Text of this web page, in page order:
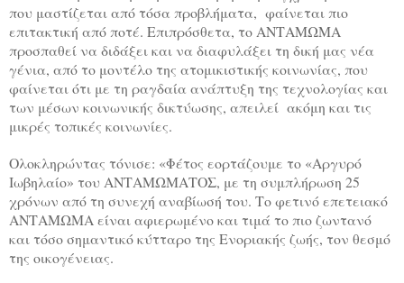
που μαστίζεται από τόσα προβλήματα, φαίνεται πιο
επιτακτική από ποτέ. Επιπρόσθετα, το ΑΝΤΑΜΩΜΑ
προσπαθεί να διδάξει και να διαφυλάξει τη δική μας νέα
γένια, από το μοντέλο της ατομικιστικής κοινωνίας, που
φαίνεται ότι με τη ραγδαία ανάπτυξη της τεχνολογίας και
των μέσων κοινωνικής δικτύωσης, απειλεί ακόμη και τις
μικρές τοπικές κοινωνίες.
Ολοκληρώντας τόνισε: «Φέτος εορτάζουμε το «Αργυρό
Ιωβηλαίο» του ΑΝΤΑΜΩΜΑΤΟΣ, με τη συμπλήρωση 25
χρόνων από τη συνεχή αναβίωσή του. Το φετινό επετειακό
ΑΝΤΑΜΩΜΑ είναι αφιερωμένο και τιμά το πιο ζωντανό
και τόσο σημαντικό κύτταρο της Ενοριακής ζωής, τον θεσμό
της οικογένειας.